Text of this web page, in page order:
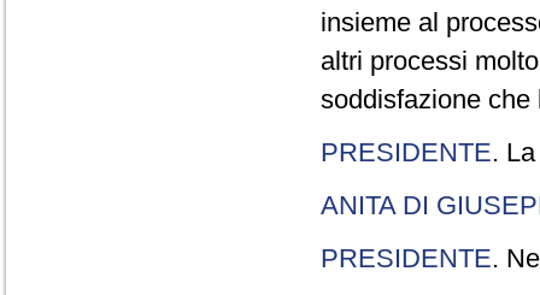
insieme al
altri processi
soddisfazione che
PRESIDENTE.
ANITA DI
PRESIDENTE.